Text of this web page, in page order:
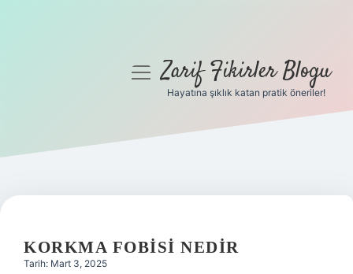
Gizlilik Politikası
Yasal Uyarı
menüyüZarif Fikirler Blogu
Hayatına şıklık katan pratik öneriler!
KORKMA FOBISI NEDIR
Tarih: Mart 3, 2025